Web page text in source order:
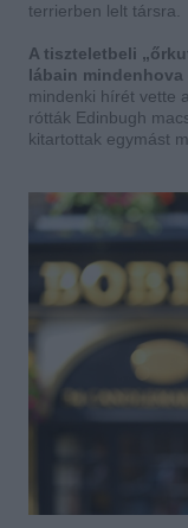
terrierben lelt társra.
A tiszteletbeli
lábain
mindenki hírét vette
rótták Edinbugh
kitartottak egymást